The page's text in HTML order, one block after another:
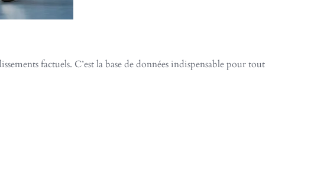
factuels. C’est la base de données indispensable pour tout